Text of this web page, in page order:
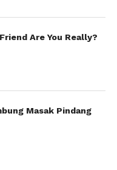
Are You Really?
Masak Pindang